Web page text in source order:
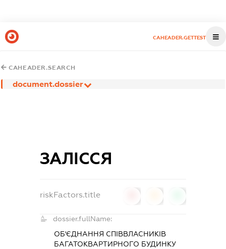
CAHEADER.GETTEST
CAHEADER.SEARCH
document.dossier
ЗАЛІССЯ
riskFactors.title
dossier.fullName:
ОБ'ЄДНАННЯ СПІВВЛАСНИКІВ
БАГАТОКВАРТИРНОГО БУДИНКУ